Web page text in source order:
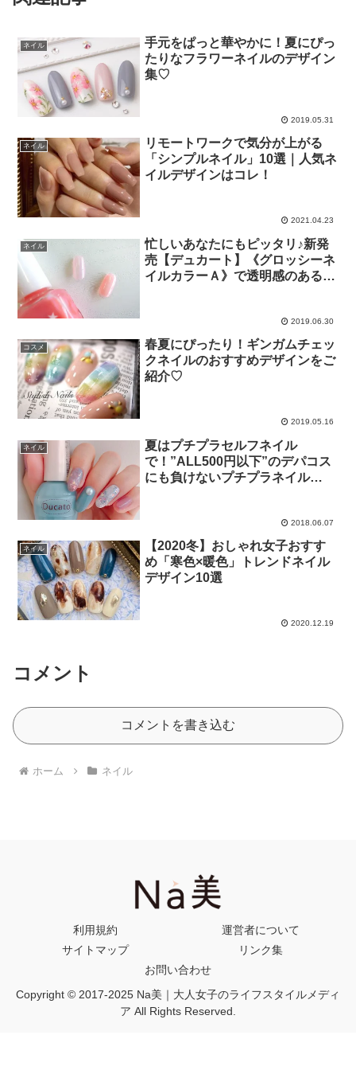
ネイル
手元をぱっと華やかに！夏にぴっ
たりなフラワーネイルのデザイン
集♡
2019.05.31
ネイル
リモートワークで気分が上がる
「シンプルネイル」10選｜人気ネ
イルデザインはコレ！
2021.04.23
ネイル
忙しいあなたにもピッタリ♪新発
売【デュカート】《グロッシーネ
イルカラーＡ》で透明感のあるナ
2019.06.30
コスメ
春夏にぴったり！ギンガムチェッ
クネイルのおすすめデザインをご
紹介♡
2019.05.16
ネイル
夏はプチプラセルフネイル
で！”ALL500円以下”のデパコス
にも負けないプチプラネイル
2018.06.07
ネイル
【2020冬】おしゃれ女子おすす
め「寒色×暖色」トレンドネイル
デザイン10選
2020.12.19
コメント
コメントを書き込む
ホーム ネイル
利用規約
運営者について
サイトマップ
リンク集
お問い合わせ
Copyright © 2017-2025 Na美｜大人女子のライフスタイルメディ
ア All Rights Reserved.